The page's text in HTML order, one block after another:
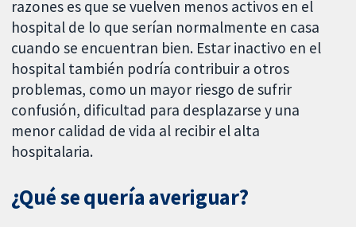
razones es que se vuelven menos activos en el
hospital de lo que serían normalmente en casa
cuando se encuentran bien. Estar inactivo en el
hospital también podría contribuir a otros
problemas, como un mayor riesgo de sufrir
confusión, dificultad para desplazarse y una
menor calidad de vida al recibir el alta
hospitalaria.
¿Qué se quería averiguar?